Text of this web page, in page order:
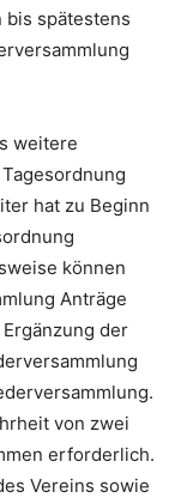
bis spätestens
weitere
hat zu Beginn
können
Anträge
der
von zwei
erforderlich.
Vereins sowie